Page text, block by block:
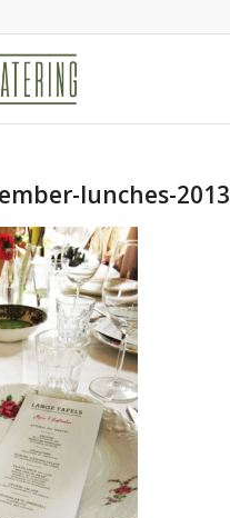
lunches-2013